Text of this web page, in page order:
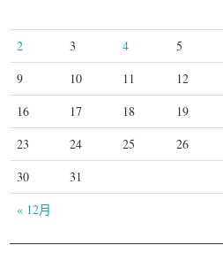
« 12月
2
3 4 5
9
10 11 12
16
17 18 19
23
24 25 26
30
31